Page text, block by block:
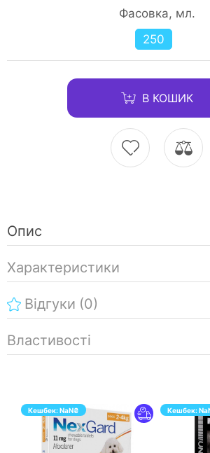
Фасовка, мл.
250
В КОШИК
Опис
Характеристики
Відгуки (0)
Властивості
Кешбек:NaN₴ Кешбек: